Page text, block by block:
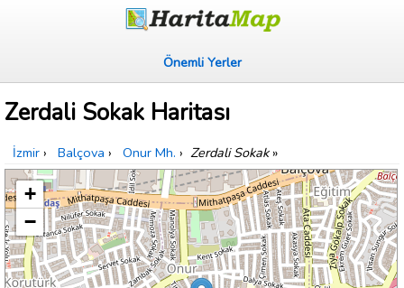
Önemli Yerler
Zerdali Sokak Haritası
İzmir › Balçova › Onur Mh. › Zerdali Sokak»
+
−